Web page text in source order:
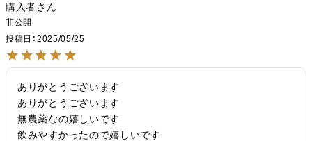
購入者
非公開
投稿日
2025/05/25
ありがとうございます
ありがとうございます
無農薬なの嬉しいです
飲みやすかったので嬉しいです